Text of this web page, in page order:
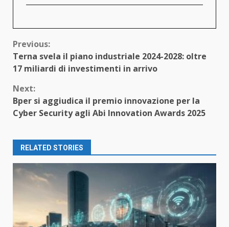
Continue
Reading
Previous:
Terna svela il piano industriale 2024-2028: oltre
17 miliardi di investimenti in arrivo
Next:
Bper si aggiudica il premio innovazione per la
Cyber Security agli Abi Innovation Awards 2025
RELATED STORIES